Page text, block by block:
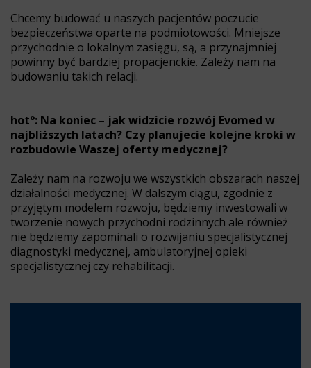
Chcemy budować u naszych pacjentów poczucie
bezpieczeństwa oparte na podmiotowości. Mniejsze
przychodnie o lokalnym zasięgu, są, a przynajmniej
powinny być bardziej propacjenckie. Zależy nam na
budowaniu takich relacji.
hot°: Na koniec – jak widzicie rozwój Evomed w
najbliższych latach? Czy planujecie kolejne kroki w
rozbudowie Waszej oferty medycznej?
Zależy nam na rozwoju we wszystkich obszarach naszej
działalności medycznej. W dalszym ciągu, zgodnie z
przyjętym modelem rozwoju, będziemy inwestowali w
tworzenie nowych przychodni rodzinnych ale również
nie będziemy zapominali o rozwijaniu specjalistycznej
diagnostyki medycznej, ambulatoryjnej opieki
specjalistycznej czy rehabilitacji.